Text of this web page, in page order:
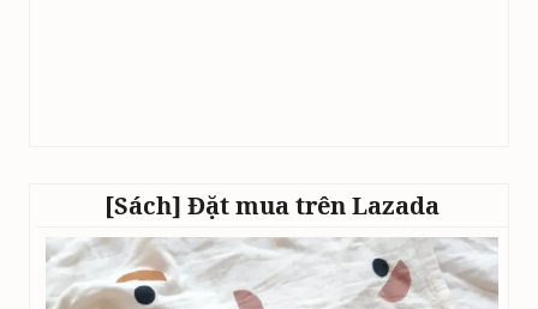
[Sách] Đặt mua trên Lazada